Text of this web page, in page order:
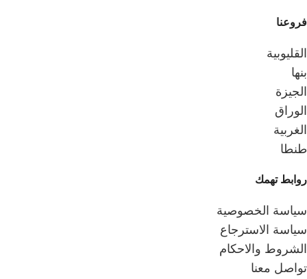
فروعنا
القليوبية
بنها
الجيزة
الوراق
الغربية
طنطا
روابط تهمك
سياسة الخصوصية
سياسة الاسترجاع
الشروط والاحكام
تواصل معنا